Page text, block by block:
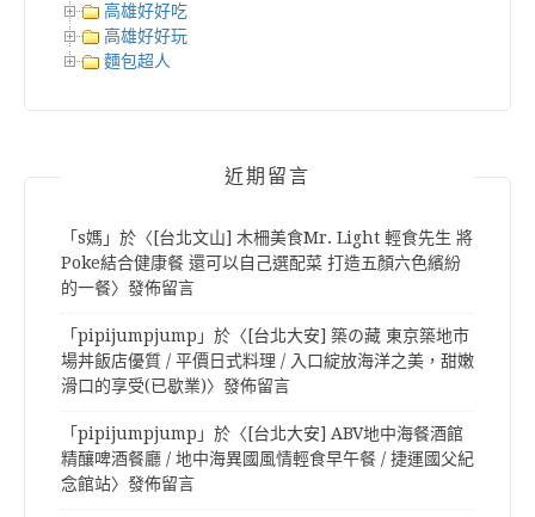
高雄好好吃
高雄好好玩
麵包超人
近期留言
「s媽 」於〈 [台北文山] 木柵美食Mr. Light 輕食先生 將
Poke結合健康餐 還可以自己選配菜 打造五顏六色繽紛
的一餐〉發佈留言
「pipijumpjump 」於〈 [台北大安] 築の藏 東京築地市
場丼飯店優質 / 平價日式料理 / 入口綻放海洋之美，甜嫩
滑口的享受(已歇業)〉發佈留言
「pipijumpjump 」於〈 [台北大安] ABV地中海餐酒館
精釀啤酒餐廳 / 地中海異國風情輕食早午餐 / 捷運國父紀
念館站〉發佈留言